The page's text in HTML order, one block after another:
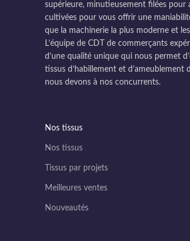
supérieure, minutieusement filées pour
cultivées pour vous offrir une
que la machinerie la plus moderne et
L’équipe de CDT de commerçants
d’une qualité unique qui nous permet
tissus d’habillement et d’ameublement
nous devons à nos concurrents.
Nos tissus
Nos tissus
Tissus par projets
Meilleures ventes
Nouveautés